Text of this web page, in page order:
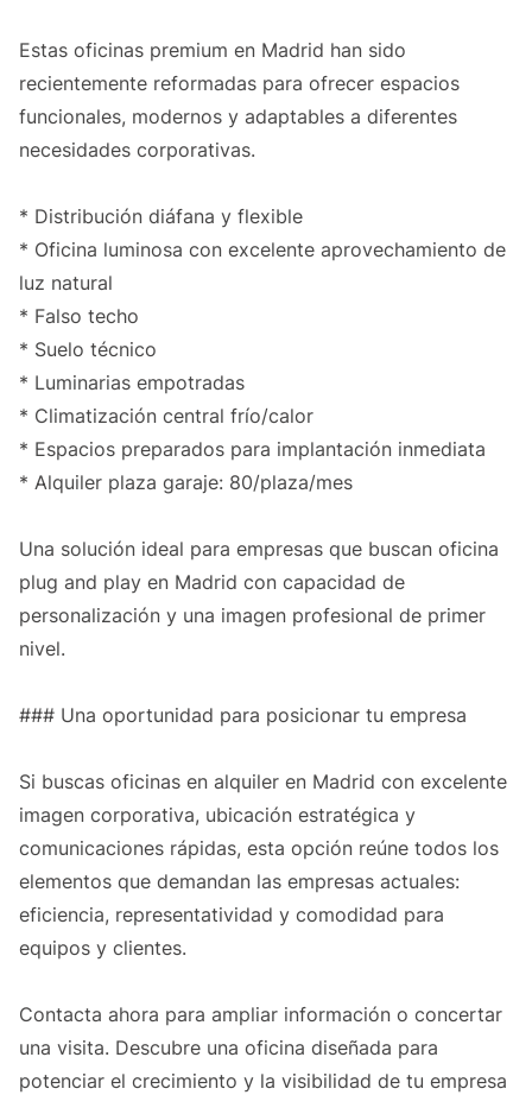
Estas oficinas premium en Madrid han sido
recientemente reformadas para ofrecer espacios
funcionales, modernos y adaptables a diferentes
necesidades corporativas.
* Distribución diáfana y flexible
* Oficina luminosa con excelente aprovechamiento de
luz natural
* Falso techo
* Suelo técnico
* Luminarias empotradas
* Climatización central frío/calor
* Espacios preparados para implantación inmediata
* Alquiler plaza garaje: 80/plaza/mes
Una solución ideal para empresas que buscan oficina
plug and play en Madrid con capacidad de
personalización y una imagen profesional de primer
nivel.
### Una oportunidad para posicionar tu empresa
Si buscas oficinas en alquiler en Madrid con excelente
imagen corporativa, ubicación estratégica y
comunicaciones rápidas, esta opción reúne todos los
elementos que demandan las empresas actuales:
eficiencia, representatividad y comodidad para
equipos y clientes.
Contacta ahora para ampliar información o concertar
una visita. Descubre una oficina diseñada para
potenciar el crecimiento y la visibilidad de tu empresa